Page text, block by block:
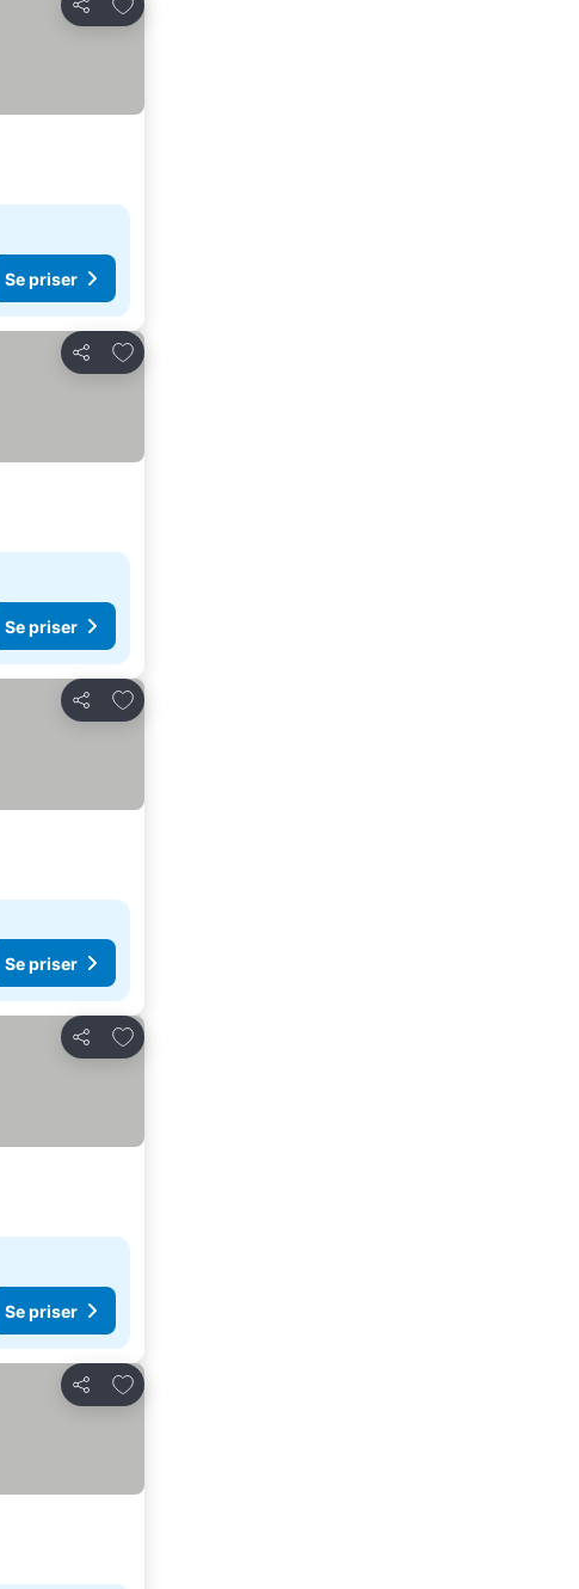
Dela
Se priser
Dela
Lägg till i Mina Favoriter
Se priser
Dela
Lägg till i Mina Favoriter
Se priser
Dela
Lägg till i Mina Favoriter
Se priser
Dela
Lägg till i Mina Favoriter